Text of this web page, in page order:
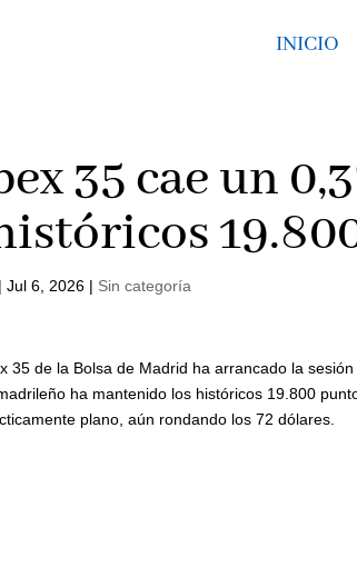
INICIO
35 cae un
|Jul 6, 2026 | Sin categoría
35 de la Bolsa de Madrid ha arrancado la
ha mantenido los históricos 19.800
plano, aún rondando los 72 dólares.